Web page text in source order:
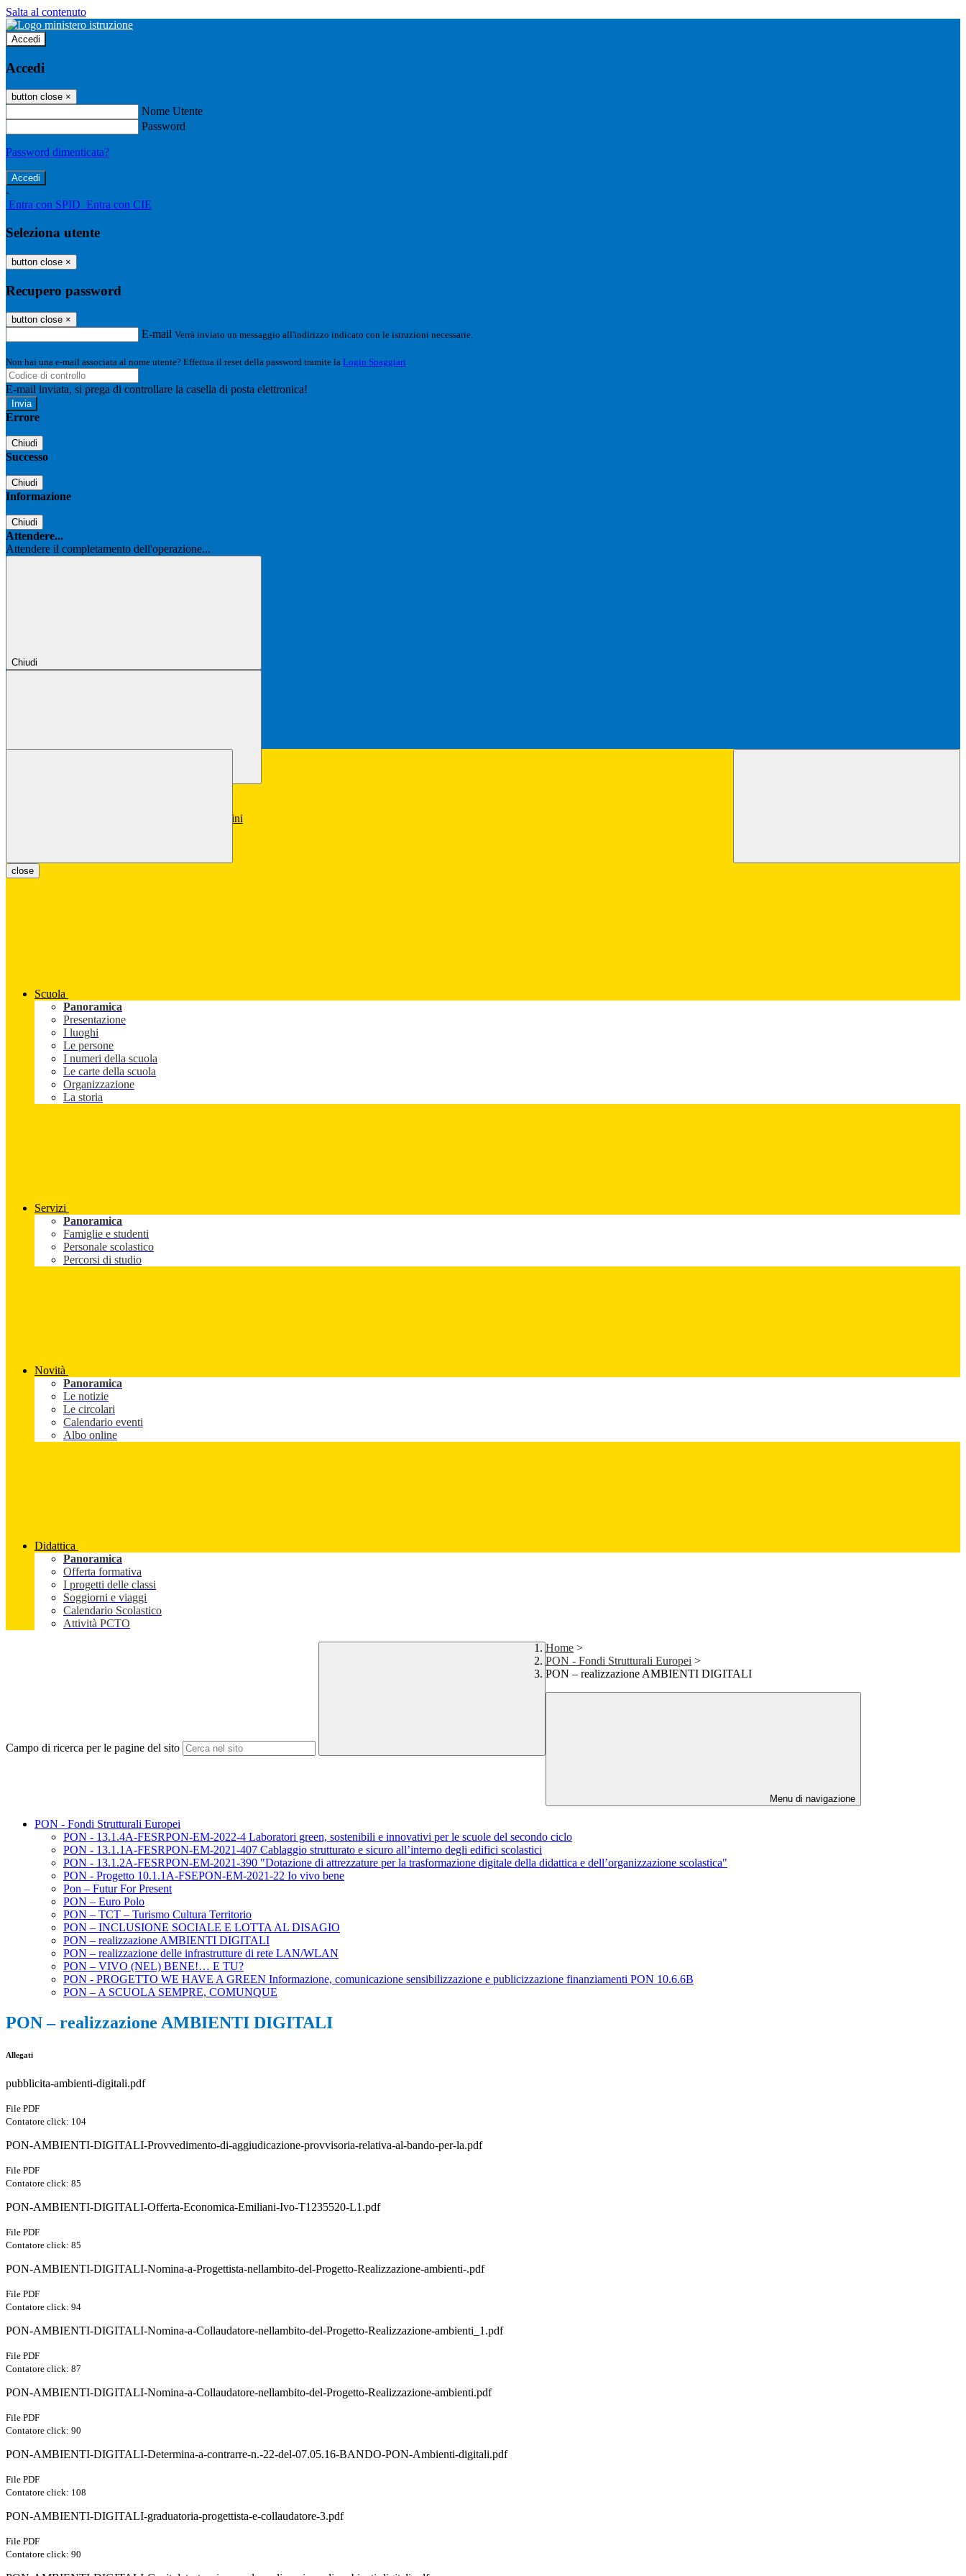
Salta al contenuto
Accedi
Accedi
button close ×
Nome Utente
Password
Password dimenticata?
-
Entra con SPID Entra con CIE
Seleziona utente
button close ×
Recupero password
button close ×
E-mail Verrà inviato un messaggio all'indirizzo indicato con le istruzioni necessarie.
Non hai una e-mail associata al nome utente? Effettua il reset della password tramite la Login Spaggiari
E-mail inviata, si prega di controllare la casella di posta elettronica!
Errore
Chiudi
Successo
Chiudi
Informazione
Chiudi
Attendere...
Attendere il completamento dell'operazione...
Chiudi
close
Scuola
Panoramica
Presentazione
I luoghi
Le persone
I numeri della scuola
Le carte della scuola
Organizzazione
La storia
Servizi
Panoramica
Famiglie e studenti
Personale scolastico
Percorsi di studio
Novità
Panoramica
Le notizie
Le circolari
Calendario eventi
Albo online
Didattica
Panoramica
Offerta formativa
I progetti delle classi
Soggiorni e viaggi
Calendario Scolastico
Attività PCTO
Campo di ricerca per le pagine del sito
Home >
PON - Fondi Strutturali Europei >
PON – realizzazione AMBIENTI DIGITALI
Menu di navigazione
PON - Fondi Strutturali Europei
PON - 13.1.4A-FESRPON-EM-2022-4 Laboratori green, sostenibili e innovativi per le scuole del secondo ciclo
PON - 13.1.1A-FESRPON-EM-2021-407 Cablaggio strutturato e sicuro all’interno degli edifici scolastici
PON - 13.1.2A-FESRPON-EM-2021-390 "Dotazione di attrezzature per la trasformazione digitale della didattica e dell’organizzazione scolastica"
PON - Progetto 10.1.1A-FSEPON-EM-2021-22 Io vivo bene
Pon – Futur For Present
PON – Euro Polo
PON – TCT – Turismo Cultura Territorio
PON – INCLUSIONE SOCIALE E LOTTA AL DISAGIO
PON – realizzazione AMBIENTI DIGITALI
PON – realizzazione delle infrastrutture di rete LAN/WLAN
PON – VIVO (NEL) BENE!… E TU?
PON - PROGETTO WE HAVE A GREEN Informazione, comunicazione sensibilizzazione e publicizzazione finanziamenti PON 10.6.6B
PON – A SCUOLA SEMPRE, COMUNQUE
PON – realizzazione AMBIENTI DIGITALI
Allegati
pubblicita-ambienti-digitali.pdf
File PDF
Contatore click: 104
PON-AMBIENTI-DIGITALI-Provvedimento-di-aggiudicazione-provvisoria-relativa-al-bando-per-la.pdf
File PDF
Contatore click: 85
PON-AMBIENTI-DIGITALI-Offerta-Economica-Emiliani-Ivo-T1235520-L1.pdf
File PDF
Contatore click: 85
PON-AMBIENTI-DIGITALI-Nomina-a-Progettista-nellambito-del-Progetto-Realizzazione-ambienti-.pdf
File PDF
Contatore click: 94
PON-AMBIENTI-DIGITALI-Nomina-a-Collaudatore-nellambito-del-Progetto-Realizzazione-ambienti_1.pdf
File PDF
Contatore click: 87
PON-AMBIENTI-DIGITALI-Nomina-a-Collaudatore-nellambito-del-Progetto-Realizzazione-ambienti.pdf
File PDF
Contatore click: 90
PON-AMBIENTI-DIGITALI-Determina-a-contrarre-n.-22-del-07.05.16-BANDO-PON-Ambienti-digitali.pdf
File PDF
Contatore click: 108
PON-AMBIENTI-DIGITALI-graduatoria-progettista-e-collaudatore-3.pdf
File PDF
Contatore click: 90